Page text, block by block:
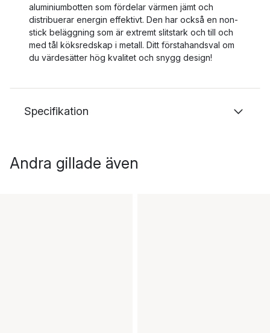
aluminiumbotten som fördelar värmen jämt och
distribuerar energin effektivt. Den har också en non-
stick beläggning som är extremt slitstark och till och
med tål köksredskap i metall. Ditt förstahandsval om
du värdesätter hög kvalitet och snygg design!
Specifikation
Andra gillade även